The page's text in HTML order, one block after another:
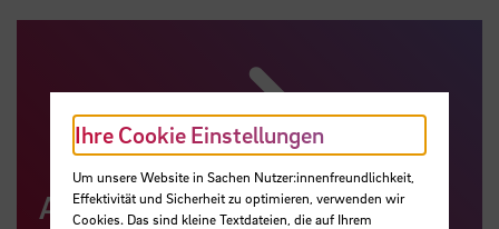
Allgemeine Account Services
Ihre Cookie Einstellungen
Um unsere Website in Sachen Nutzer:innenfreundlichkeit,
Effektivität und Sicherheit zu optimieren, verwenden wir
Cookies. Das sind kleine Textdateien, die auf Ihrem